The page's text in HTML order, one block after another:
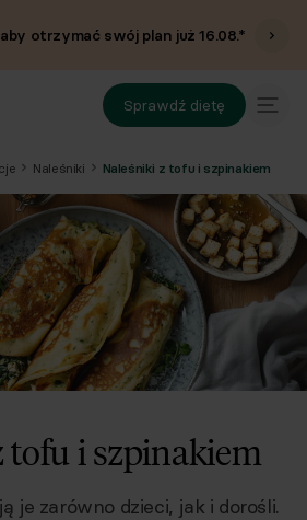
otrzymać swój plan już16.08.*
Sprawdź dietę
Naleśniki Naleśniki z tofu i szpinakiem
tofu i szpinakiem
je zarówno dzieci, jak i dorośli.